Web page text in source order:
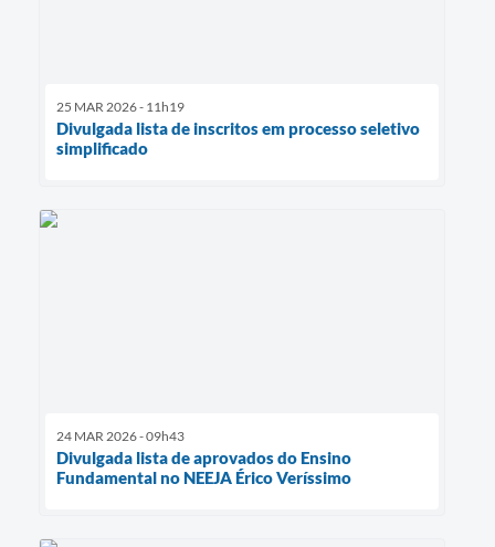
25 MAR 2026 - 11h19
Divulgada lista de inscritos em processo seletivo
simplificado
24 MAR 2026 - 09h43
Divulgada lista de aprovados do Ensino
Fundamental no NEEJA Érico Veríssimo